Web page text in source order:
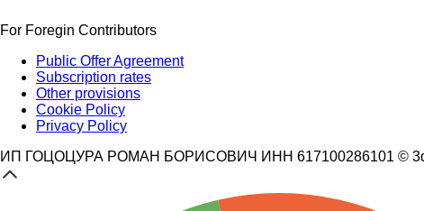
For Foregin Contributors
Public Offer Agreement
Subscription rates
Other provisions
Cookie Policy
Privacy Policy
ИП ГОЦОЦУРА РОМАН БОРИСОВИЧ ИНН 617100286101 ©